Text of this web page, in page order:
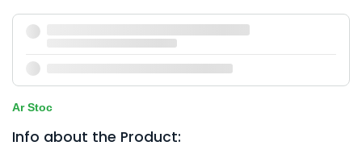
Ar Stoc
Info about the Product: